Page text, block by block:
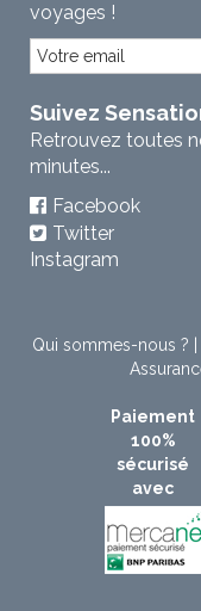
voyages !
Suivez
Retrouvez toutes
minutes...
Facebook
Twitter
Instagram
Qui sommes-nous ?
Paiement
100%
sécurisé
avec